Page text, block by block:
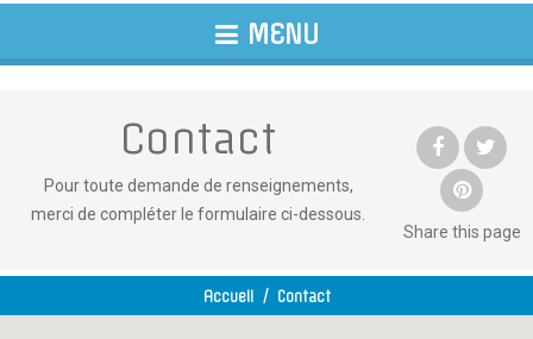
MENU
Contact
Pour toute demande de renseignements,
merci de compléter le formulaire ci-dessous.
Share this page
Accueil / Contact